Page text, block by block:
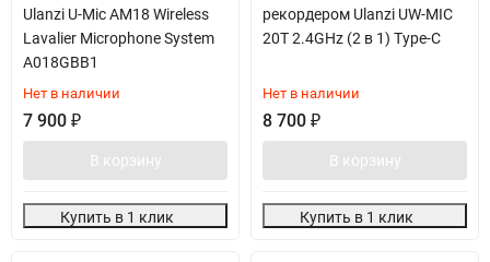
Ulanzi U-Mic AM18 Wireless
Lavalier Microphone System
A018GBB1
Нет в наличии
7 900 ₽
В корзину
Купить в 1 клик
рекордером Ulanzi UW-MIC
20T 2.4GHz (2 в 1) Type-C
Нет в наличии
8 700 ₽
В корзину
Купить в 1 клик